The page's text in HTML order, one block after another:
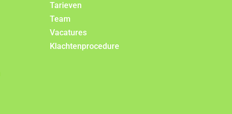
Tarieven
Team
Vacatures
Klachtenprocedure